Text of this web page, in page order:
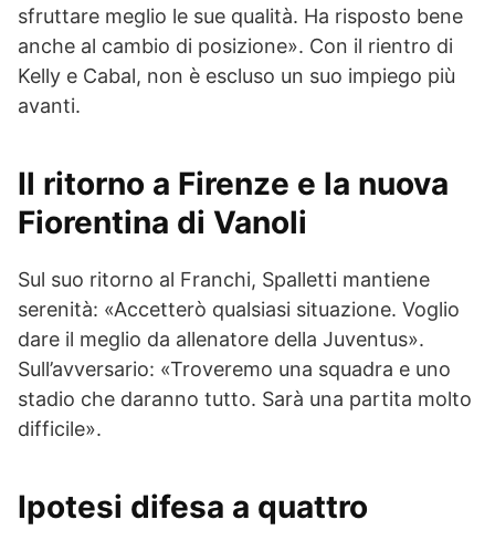
sfruttare meglio le sue qualità. Ha risposto bene
anche al cambio di posizione». Con il rientro di
Kelly e Cabal, non è escluso un suo impiego più
avanti.
Il ritorno a Firenze e la nuova
Fiorentina di Vanoli
Sul suo ritorno al Franchi, Spalletti mantiene
serenità: «Accetterò qualsiasi situazione. Voglio
dare il meglio da allenatore della Juventus».
Sull’avversario: «Troveremo una squadra e uno
stadio che daranno tutto. Sarà una partita molto
difficile».
Ipotesi difesa a quattro